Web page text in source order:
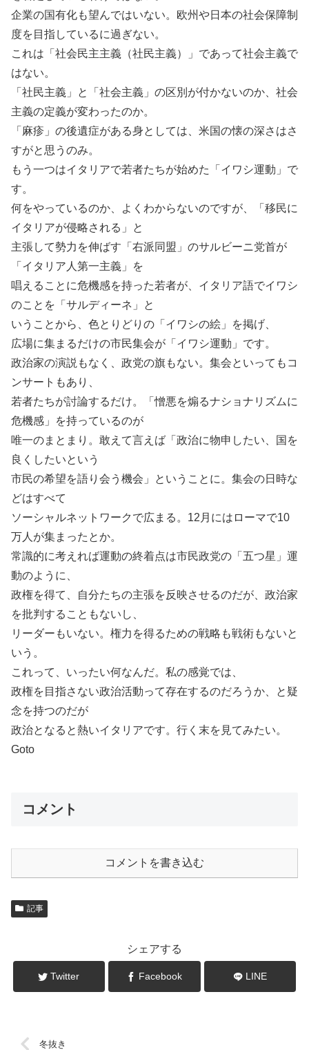
企業の国有化も望んではいない。欧州や日本の社会保障制
度を目指しているに過ぎない。
これは「社会民主主義（社民主義）」であって社会主義で
はない。
「社民主義」と「社会主義」の区別が付かないのか、社会
主義の定義が変わったのか。
「麻疹」の後遺症がある身としては、米国の懐の深さはさ
すがと思うのみ。
もう一つはイタリアで若者たちが始めた「イワシ運動」で
す。
何をやっているのか、よくわからないのですが、「移民に
イタリアが侵略される」と
主張して勢力を伸ばす「右派同盟」のサルビーニ党首が
「イタリア人第一主義」を
唱えることに危機感を持った若者が、イタリア語でイワシ
のことを「サルディーネ」と
いうことから、色とりどりの「イワシの絵」を掲げ、
広場に集まるだけの市民集会が「イワシ運動」です。
政治家の演説もなく、政党の旗もない。集会といってもコ
ンサートもあり、
若者たちが討論するだけ。「憎悪を煽るナショナリズムに
危機感」を持っているのが
唯一のまとまり。敢えて言えば「政治に物申したい、国を
良くしたいという
市民の希望を語り会う機会」ということに。集会の日時な
どはすべて
ソーシャルネットワークで広まる。12月にはローマで10
万人が集まったとか。
常識的に考えれば運動の終着点は市民政党の「五つ星」運
動のように、
政権を得て、自分たちの主張を反映させるのだが、政治家
を批判することもないし、
リーダーもいない。権力を得るための戦略も戦術もないと
いう。
これって、いったい何なんだ。私の感覚では、
政権を目指さない政治活動って存在するのだろうか、と疑
念を持つのだが
政治となると熱いイタリアです。行く末を見てみたい。
Goto
コメント
コメントを書き込む
記事
シェアする
Twitter Facebook LINE
冬抜き